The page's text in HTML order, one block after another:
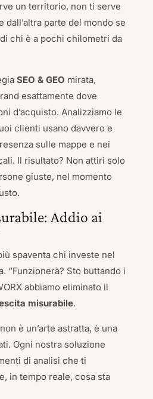
un territorio, non ti serve
dall’altra parte del mondo se
chi è a pochi chilometri da
SEO & GEO mirata,
esattamente dove
d’acquisto. Analizziamo le
clienti usano davvero e
sulle mappe e nei
Il risultato? Non attiri solo
giuste, nel momento
Addio ai
spaventa chi investe nel
“Funzionerà? Sto buttando i
abbiamo eliminato il
misurabile.
è un’arte astratta, è una
Ogni nostra soluzione
di analisi che ti
in tempo reale, cosa sta